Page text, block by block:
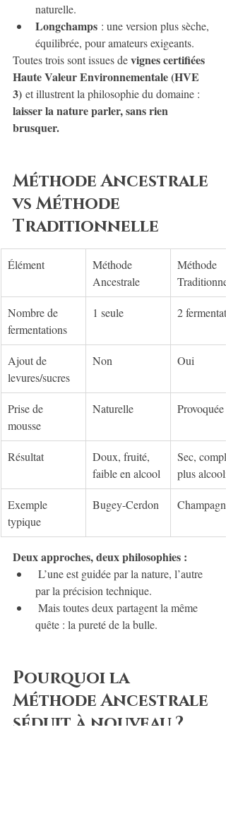
naturelle.
Longchamps : une version plus sèche,
équilibrée, pour amateurs exigeants.
Toutes trois sont issues de vignes certifiées
Haute Valeur Environnementale (HVE
3) et illustrent la philosophie du domaine :
laisser la nature parler, sans rien
brusquer.
Méthode Ancestrale
vs Méthode
Traditionnelle
Élément
Méthode
Ancestrale
Méthode
Nombre de
fermentations
1 seule 2
Ajout de
levures/sucres
Non Oui
Prise de
mousse
Naturelle Provoquée
Résultat
Doux, fruité,
faible en alcool
Sec,
plus
Exemple
typique
Bugey-Cerdon Champagne
Deux approches, deux philosophies :
par la précision technique.
quête : la pureté de la bulle.
Pourquoi la
Méthode Ancestrale
séduit à nouveau ?